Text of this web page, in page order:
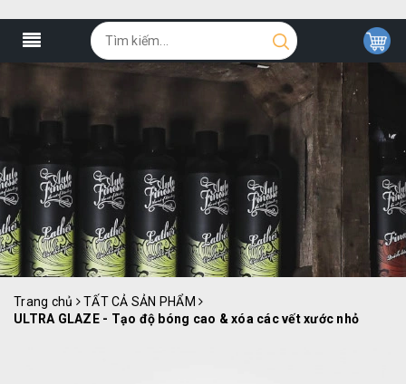
Trang chủ
TẤT CẢ SẢN PHẨM
ULTRA GLAZE - Tạo độ bóng cao & xóa các vết xước nhỏ